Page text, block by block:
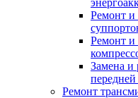
Ремонт и
Ремонт и
Замена и
передней
Ремонт